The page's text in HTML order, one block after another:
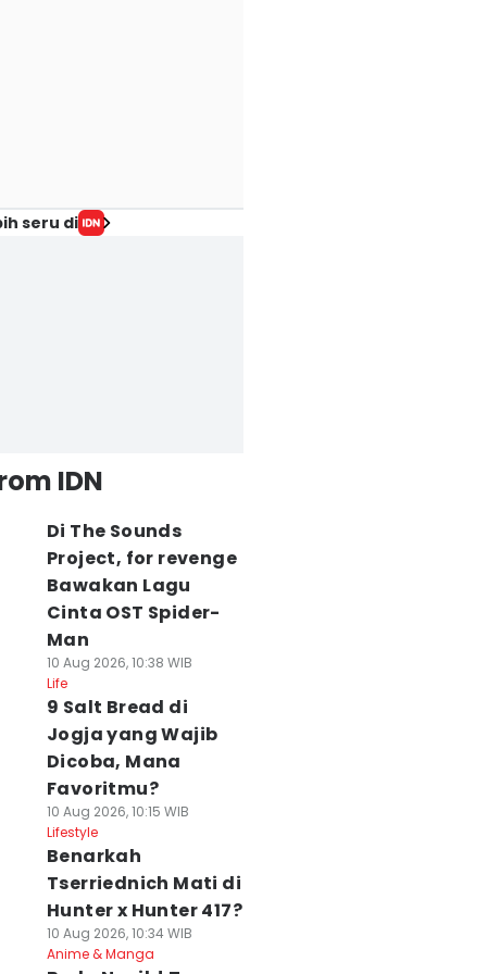
Lama Cold
Harus
Resep Puding
Kimpul, Dessert
seru di
IDN
Di The Sounds
Project, for revenge
Bawakan Lagu
Cinta OST Spider-
Man
10 Aug 2026, 10:38 WIB
Life
9 Salt Bread di
Jogja yang Wajib
Dicoba, Mana
Favoritmu?
10 Aug 2026, 10:15 WIB
Lifestyle
Benarkah
Tserriednich Mati di
Hunter x Hunter 417?
10 Aug 2026, 10:34 WIB
Anime & Manga